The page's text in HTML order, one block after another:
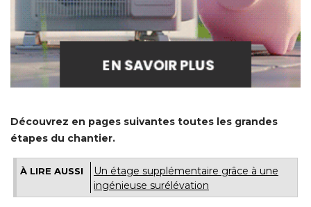
Découvrez en pages suivantes toutes les grandes
étapes du chantier.
À LIRE AUSSI
Un étage supplémentaire grâce à une
ingénieuse surélévation